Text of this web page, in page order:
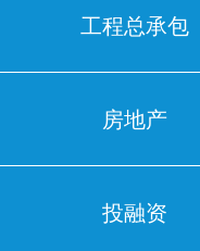
工程总承包
房地产
投融资